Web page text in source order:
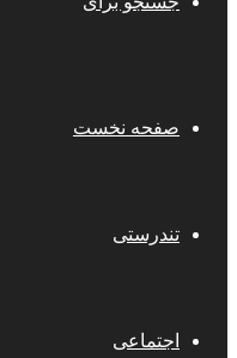
صفحه نخست
تندرستی
اجتماعی